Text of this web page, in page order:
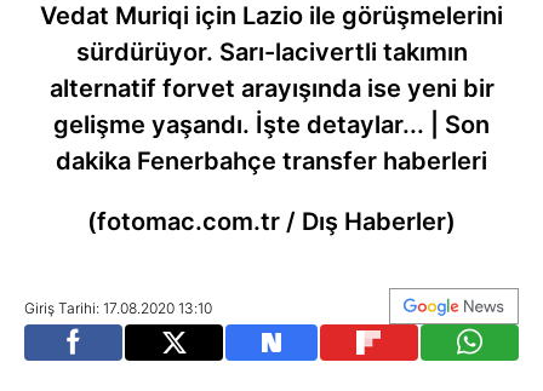
Vedat Muriqi için Lazio ile görüşmelerini
sürdürüyor. Sarı-lacivertli takımın
alternatif forvet arayışında ise yeni bir
gelişme yaşandı. İşte detaylar... | Son
dakika Fenerbahçe transfer haberleri
(fotomac.com.tr / Dış Haberler)
Giriş Tarihi: 17.08.2020 13:10